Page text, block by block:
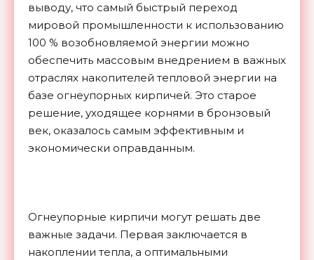
выводу, что самый быстрый переход
мировой промышленности к использованию
100 % возобновляемой энергии можно
обеспечить массовым внедрением в важных
отраслях накопителей тепловой энергии на
базе огнеупорных кирпичей. Это старое
решение, уходящее корнями в бронзовый
век, оказалось самым эффективным и
экономически оправданным.
Огнеупорные кирпичи могут решать две
важные задачи. Первая заключается в
накоплении тепла, а оптимальными